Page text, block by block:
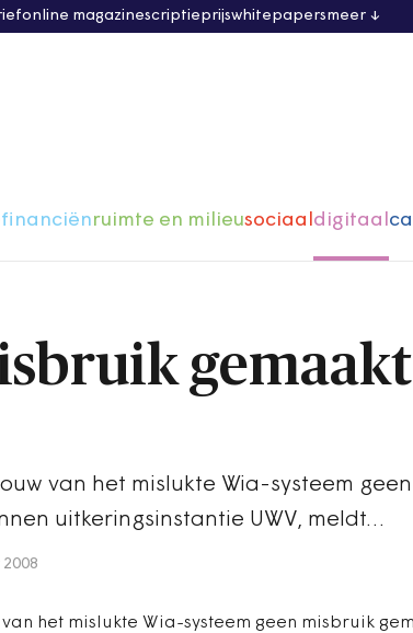
online magazinescriptieprijswhitepapersmeer
financiënruimte en milieusociaaldigitaal
van het mislukte Wia-systeem
uitkeringsinstantie UWV, meldt…
het mislukte Wia-systeem geen misbruik